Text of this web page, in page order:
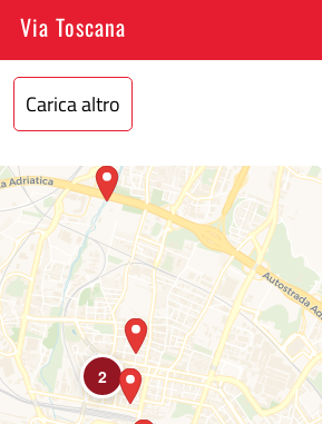
Via Toscana
Carica altro
2